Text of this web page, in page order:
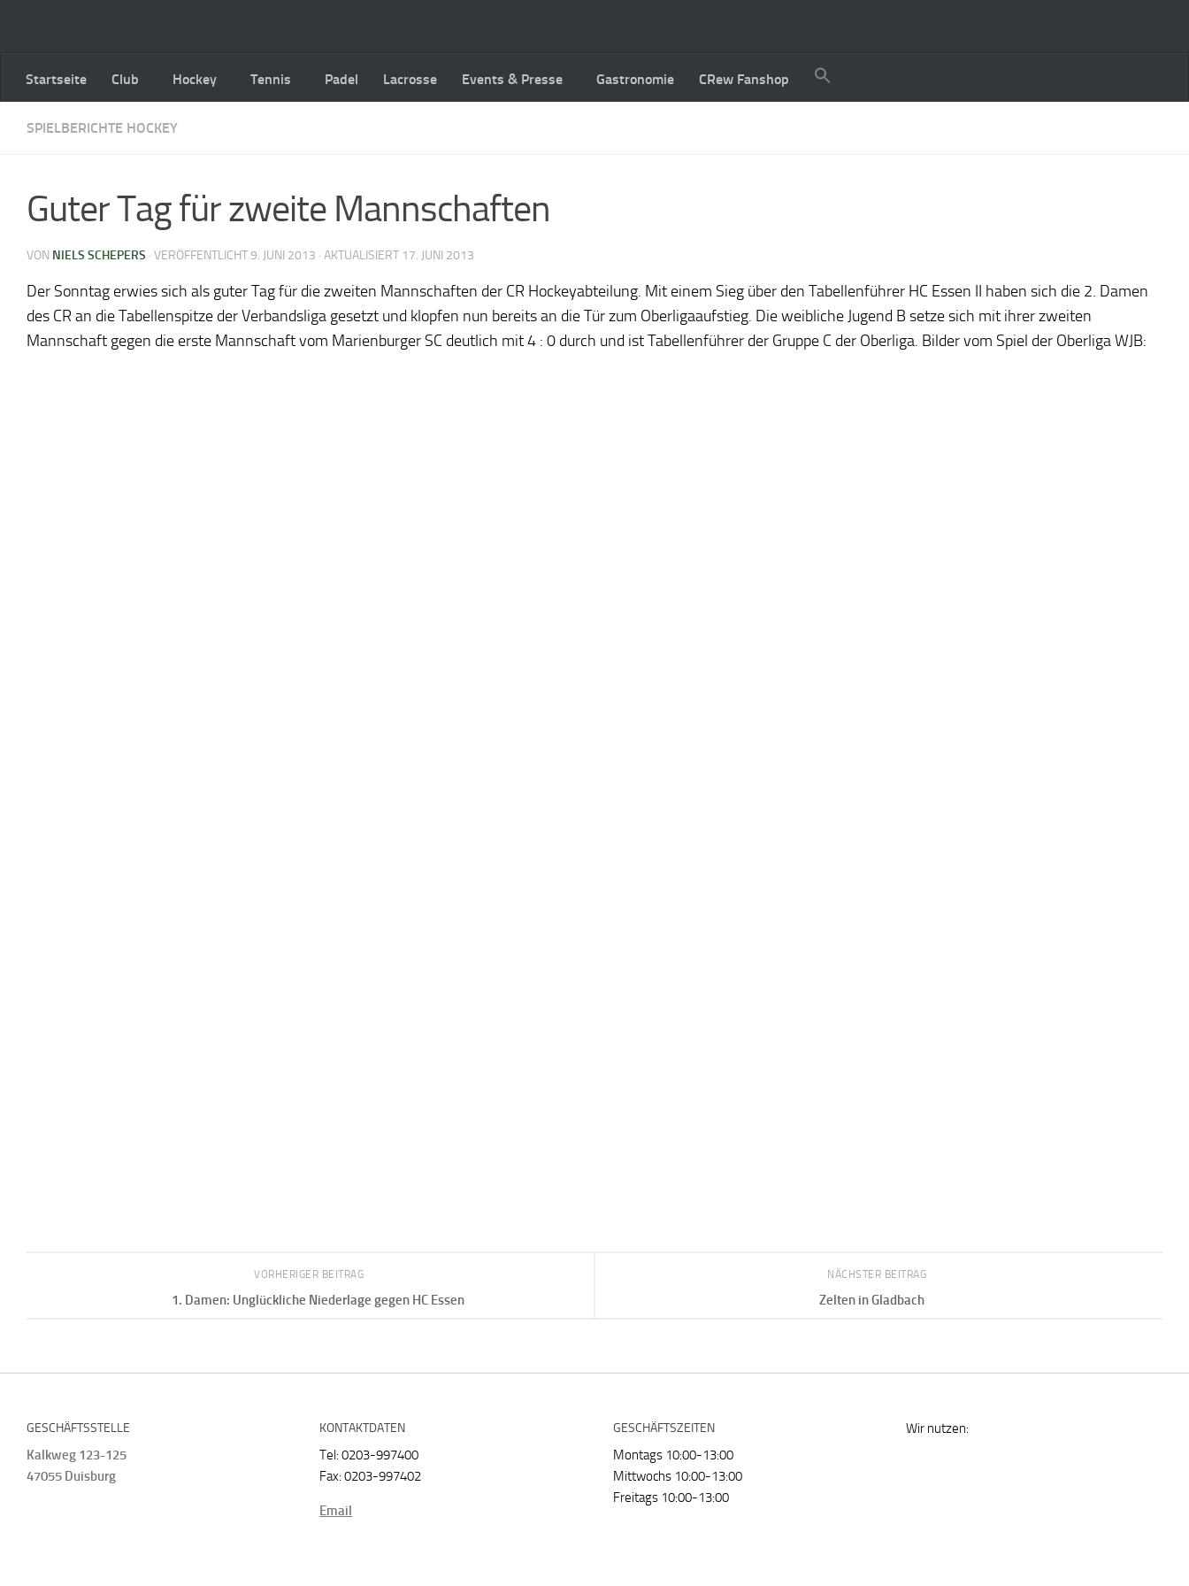
Startseite Club Hockey Tennis Padel Lacrosse Events & Presse Gastronomie CRew Fanshop
SPIELBERICHTE HOCKEY
Guter Tag für zweite Mannschaften
VON NIELS SCHEPERS · VERÖFFENTLICHT9. JUNI 2013 · AKTUALISIERT 17. JUNI 2013
Der Sonntag erwies sich als guter Tag für die zweiten Mannschaften der CR Hockeyabteilung. Mit einem Sieg über den Tabellenführer HC Essen II haben sich die 2. Damen
des CR an die Tabellenspitze der Verbandsliga gesetzt und klopfen nun bereits an die Tür zum Oberligaaufstieg. Die weibliche Jugend B setze sich mit ihrer zweiten
Mannschaft gegen die erste Mannschaft vom Marienburger SC deutlich mit 4 : 0 durch und ist Tabellenführer der Gruppe C der Oberliga. Bilder vom Spiel der Oberliga WJB:
NÄCHSTER BEITRAG
Zelten in Gladbach
VORHERIGER BEITRAG
1. Damen: Unglückliche Niederlage gegen HC Essen
GESCHÄFTSSTELLE
Kalkweg 123-125
47055 Duisburg
KONTAKTDATEN
Tel: 0203-997400
Fax: 0203-997402
Email
GESCHÄFTSZEITEN
Montags 10:00-13:00
Mittwochs 10:00-13:00
Freitags 10:00-13:00
Wir nutzen: